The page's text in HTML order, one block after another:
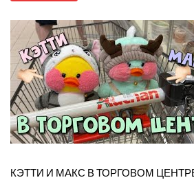
КЭТТИ И МАКС В ТОРГОВОМ